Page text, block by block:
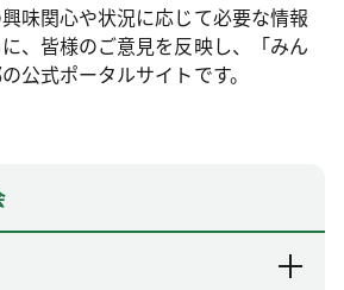
味関心や状況に応じて必要な情報
、皆様のご意見を反映し、「みん
公式ポータルサイトです。